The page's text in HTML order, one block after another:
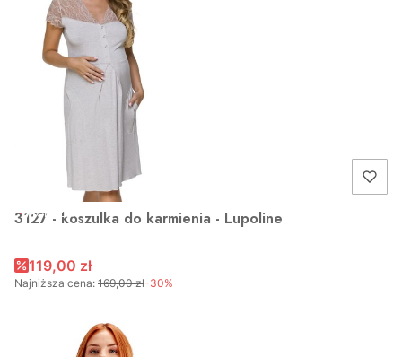
OKAZJA
3127 - koszulka do karmienia - Lupoline
119,00 zł
Najniższa cena: 169,00 zł-30%